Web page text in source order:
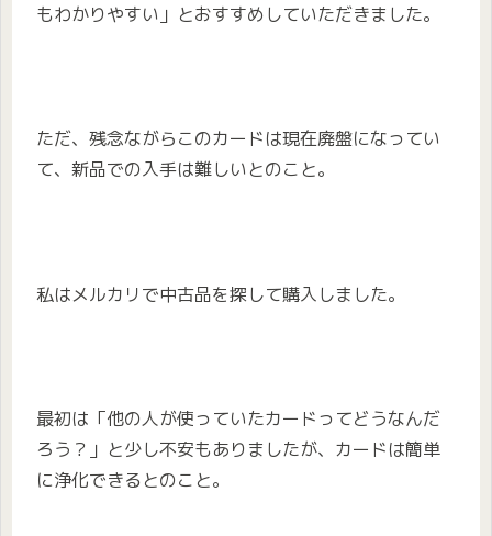
もわかりやすい」とおすすめしていただきました。
ただ、残念ながらこのカードは現在廃盤になってい
て、新品での入手は難しいとのこと。
私はメルカリで中古品を探して購入しました。
最初は「他の人が使っていたカードってどうなんだ
ろう？」と少し不安もありましたが、カードは簡単
に浄化できるとのこと。